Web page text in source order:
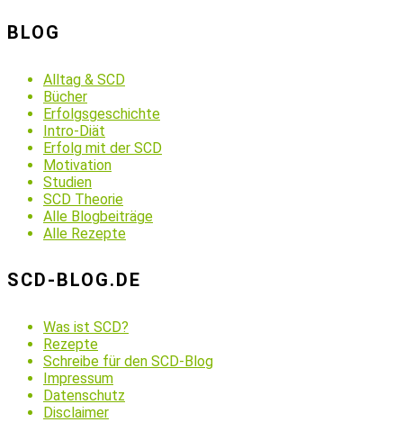
BLOG
Alltag & SCD
Bücher
Erfolgsgeschichte
Intro-Diät
Erfolg mit der SCD
Motivation
Studien
SCD Theorie
Alle Blogbeiträge
Alle Rezepte
SCD-BLOG.DE
Was ist SCD?
Rezepte
Schreibe für den SCD-Blog
Impressum
Datenschutz
Disclaimer